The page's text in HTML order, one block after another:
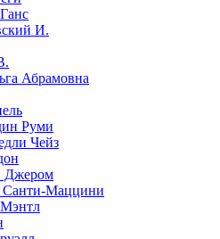
И.
Абрамовна
Руми
Чейз
Джером
Маццини